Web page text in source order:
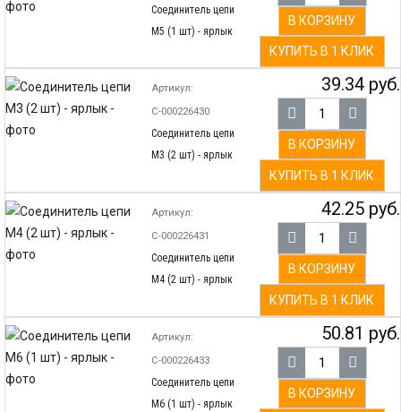
Соединитель цепи
М5 (1 шт) - ярлык
В КОРЗИНУ
КУПИТЬ В 1 КЛИК
Артикул:
С-000226430
Соединитель цепи
М3 (2 шт) - ярлык
39.34 руб.
В КОРЗИНУ
КУПИТЬ В 1 КЛИК
Артикул:
С-000226431
Соединитель цепи
М4 (2 шт) - ярлык
42.25 руб.
В КОРЗИНУ
КУПИТЬ В 1 КЛИК
Артикул:
С-000226433
Соединитель цепи
М6 (1 шт) - ярлык
50.81 руб.
В КОРЗИНУ